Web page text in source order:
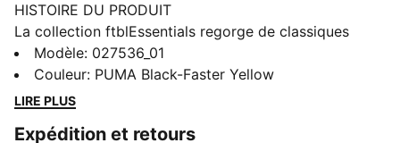
HISTOIRE DU PRODUIT
La collection ftblEssentials regorge de classiques
stylés et modernes qui feront le bonheur des fans de
foot. Ce bonnet est orné d’un écusson du Borussia
Dortmund, pour un look officiel. La doublure en
CARACTÉRISTIQUES + AVANTAGES
Modèle: 027536_01
Couleur: PUMA Black-Faster Yellow
LIRE PLUS
Expédition et retours